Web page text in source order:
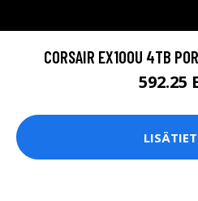
CORSAIR EX100U 4TB
592.25